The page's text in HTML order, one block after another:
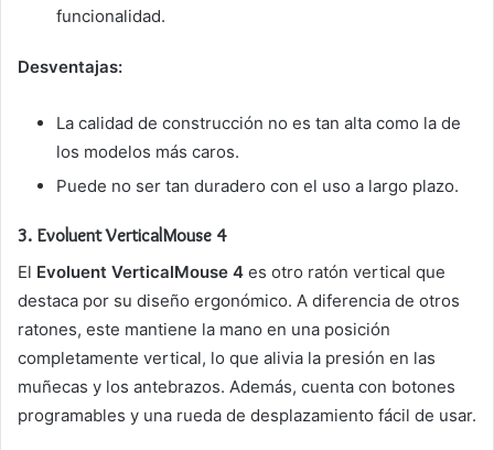
funcionalidad.
Desventajas:
La calidad de construcción no es tan alta como la de
los modelos más caros.
Puede no ser tan duradero con el uso a largo plazo.
3. Evoluent VerticalMouse 4
El Evoluent VerticalMouse 4 es otro ratón vertical que
destaca por su diseño ergonómico. A diferencia de otros
ratones, este mantiene la mano en una posición
completamente vertical, lo que alivia la presión en las
muñecas y los antebrazos. Además, cuenta con botones
programables y una rueda de desplazamiento fácil de usar.